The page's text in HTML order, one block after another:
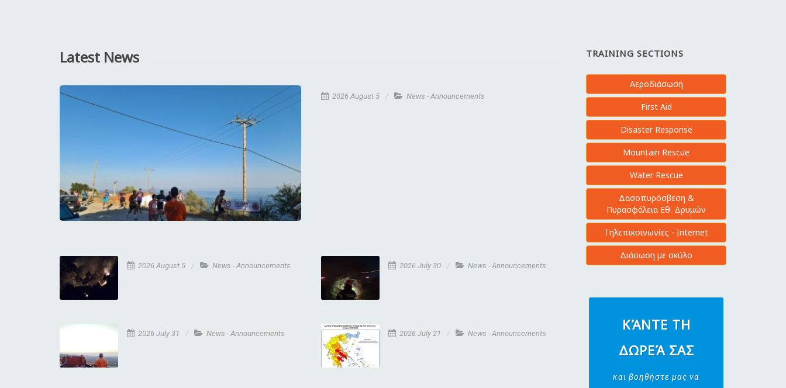
Latest News
2026 August 5 News - Announcements
2026 August 5 News - Announcements
2026 July 31 News - Announcements
2026 July 30 News - Announcements
2026 July 21 News - Announcements
TRAINING SECTIONS
Αεροδιάσωση
First Aid
Disaster Response
Mountain Rescue
Water Rescue
Δασοπυρόσβεση &
Πυρασφάλεια Εθ. Δρυμών
Τηλεπικοινωνίες - Internet
Διάσωση με σκύλο
ΚΆΝΤΕ ΤΗ
ΔΩΡΕΆ ΣΑΣ
και βοηθήστε μας να